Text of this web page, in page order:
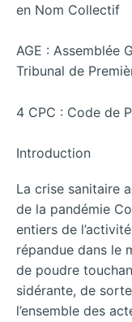
en Nom Collectif
AGE : Assemblée
Tribunal de
4 CPC : Code de
Introduction
La crise sanitaire
de la pandémie
entiers de
répandue dans le
de poudre
sidérante, de
l’ensemble des